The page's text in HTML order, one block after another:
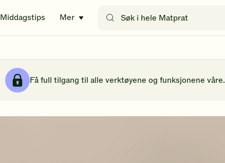
Middagstips Mer
etter
Få full tilgang til alle verktøyene og funksjonene våre.